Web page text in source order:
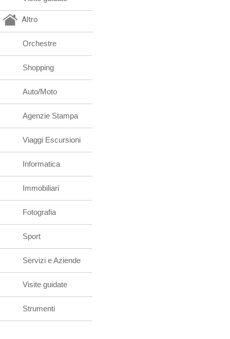
Altro
Orchestre
Shopping
Auto/Moto
Agenzie Stampa
Viaggi Escursioni
Informatica
Immobiliari
Fotografia
Sport
Servizi e Aziende
Visite guidate
Strumenti